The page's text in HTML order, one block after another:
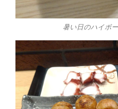
暑い日のハイボ